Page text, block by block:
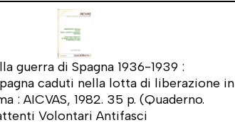
guerra di Spagna 1936-1939 :
caduti nella lotta di liberazione in
: AICVAS, 1982. 35 p. (Quaderno.
Volontari Antifasci